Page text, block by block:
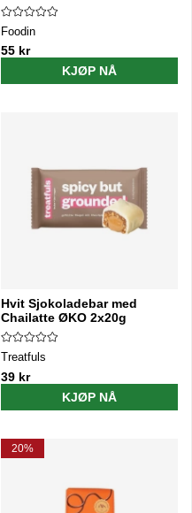
Foodin
55 kr
KJØP NÅ
Hvit Sjokoladebar med
Chailatte ØKO 2x20g
Treatfuls
39 kr
KJØP NÅ
20%